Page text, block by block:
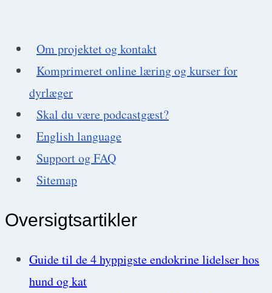
6
tegn
smerte
Om projektet og kontakt
Komprimeret online læring og kurser for
dyrlæger
Skal du være podcastgæst?
English language
Support og FAQ
Sitemap
Oversigtsartikler
Guide til de 4 hyppigste endokrine lidelser hos
hund og kat